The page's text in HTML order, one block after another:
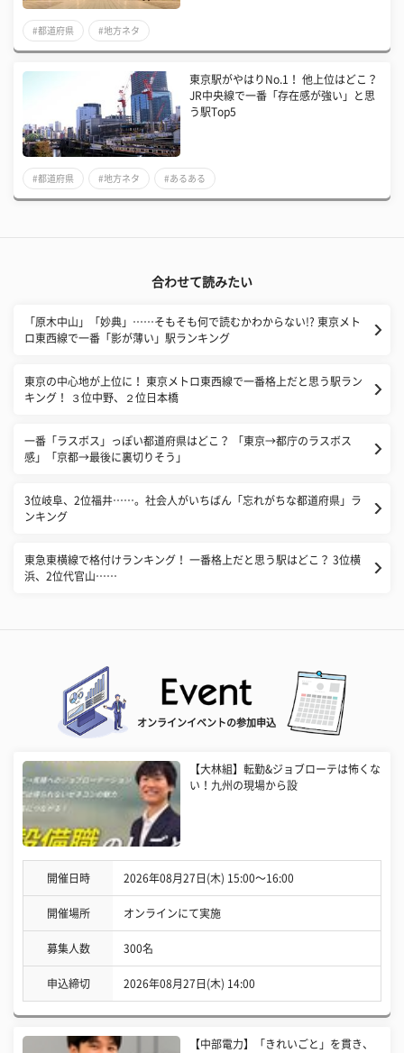
#都道府県 #地方ネタ
東京駅がやはりNo.1！ 他上位はどこ？
JR中央線で一番「存在感が強い」と思
う駅Top5
#都道府県 #地方ネタ #あるある
合わせて読みたい
「原木中山」「妙典」……そもそも何で読むかわからない!? 東京メト
ロ東西線で一番「影が薄い」駅ランキング
東京の中心地が上位に！ 東京メトロ東西線で一番格上だと思う駅ラン
キング！ ３位中野、２位日本橋
一番「ラスボス」っぽい都道府県はどこ？ 「東京→都庁のラスボス
感」「京都→最後に裏切りそう」
3位岐阜、2位福井……。社会人がいちばん「忘れがちな都道府県」ラ
ンキング
東急東横線で格付けランキング！ 一番格上だと思う駅はどこ？ 3位横
浜、2位代官山……
オンラインイベントの参加申込
【大林組】転勤&ジョブローテは怖くな
い！九州の現場から設
開催日時 2026年08月27日(木) 15:00〜16:00
開催場所 オンラインにて実施
募集人数 300名
申込締切 2026年08月27日(木) 14:00
【中部電力】「きれいごと」を貫き、